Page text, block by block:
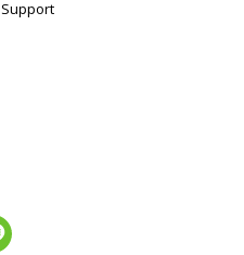
Support